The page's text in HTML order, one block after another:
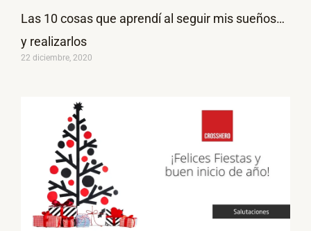
Las 10 cosas que aprendí al seguir mis sueños…
y realizarlos
22 diciembre, 2020